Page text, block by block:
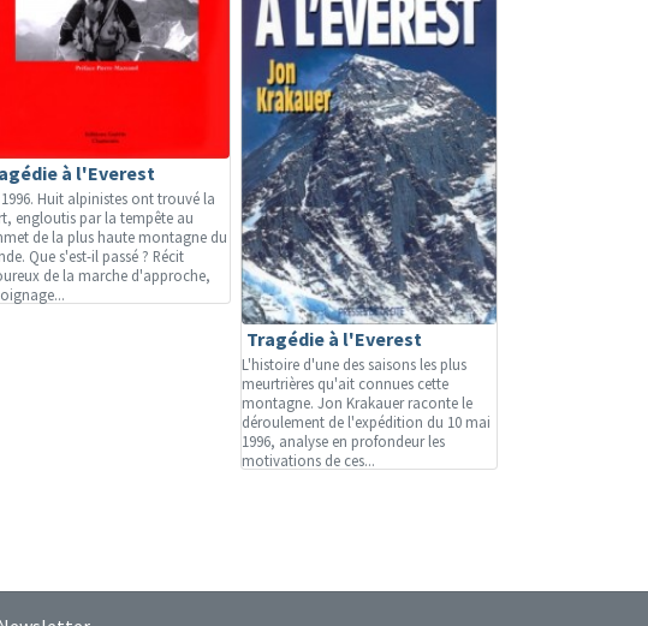
à l'Everest
Huit alpinistes ont trouvé la
engloutis par la tempête au
de la plus haute montagne du
Que s'est-il passé ? Récit
de la marche d'approche,
Tragédie à l'Everest
L'histoire d'une des saisons les plus
meurtrières qu'ait connues cette
montagne. Jon Krakauer raconte le
déroulement de l'expédition du 10 mai
1996, analyse en profondeur les
motivations de ces...